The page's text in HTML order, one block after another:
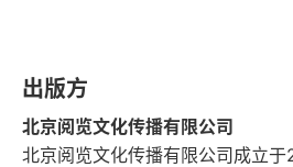
出版方
北京阅览文化传播有限公司
北京阅览文化传播有限公司成立